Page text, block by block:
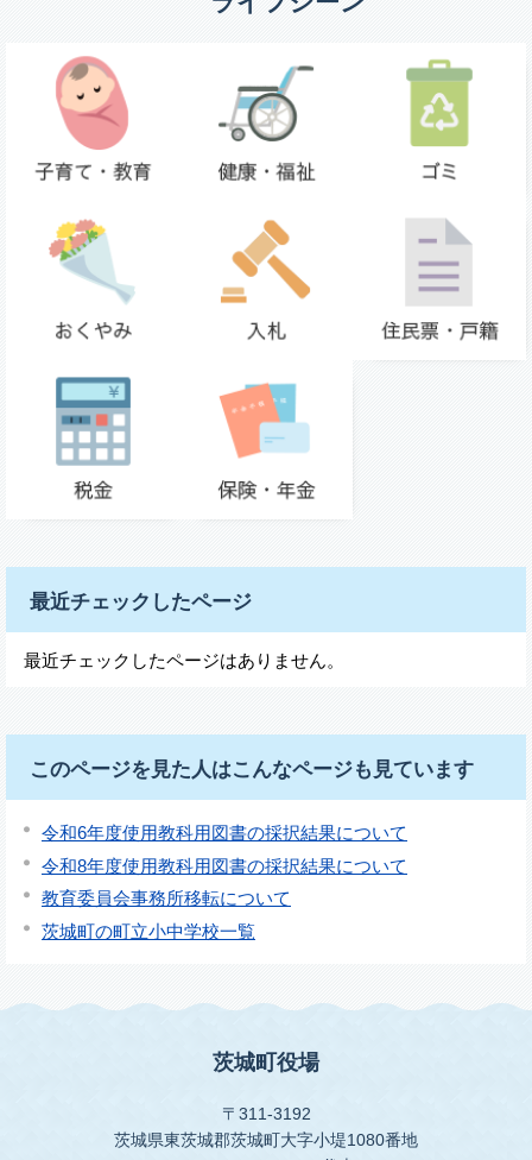
最近チェックしたページ
最近チェックしたページはありません。
このページを見た人はこんなページも見ています
令和6年度使用教科用図書の採択結果について
令和8年度使用教科用図書の採択結果について
教育委員会事務所移転について
茨城町の町立小中学校一覧
茨城町役場
〒311-3192
茨城県東茨城郡茨城町大字小堤1080番地